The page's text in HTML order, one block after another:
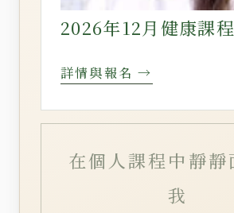
2026年12月健康課程
詳情與報名 →
在個人課程中靜靜
我